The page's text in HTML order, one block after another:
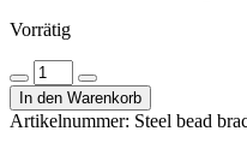
Vorrätig
Menge
verringern
Steel
bead
bracelet
Small
Menge
erhöhen
In den Warenkorb
Artikelnummer: Steel bead